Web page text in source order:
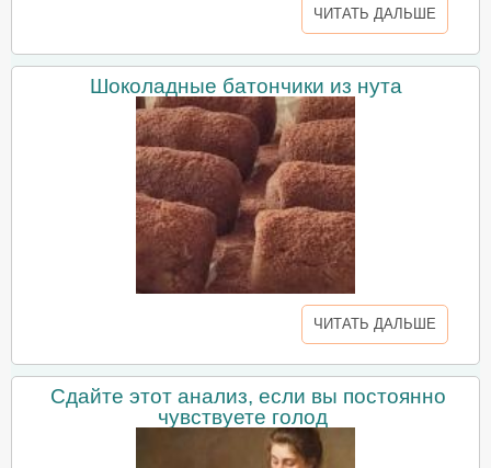
ЧИТАТЬ ДАЛЬШЕ
Шоколадные батончики из нута
ЧИТАТЬ ДАЛЬШЕ
Сдайте этот анализ, если вы постоянно
чувствуете голод